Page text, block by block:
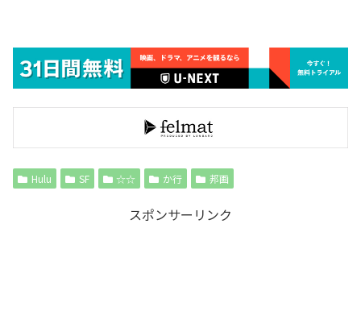
Hulu SF ☆☆ か行 邦画
スポンサーリンク